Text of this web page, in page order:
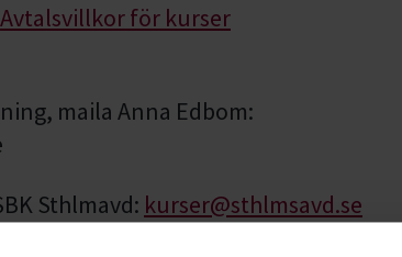
Avtalsvillkor för kurser
maila Anna Edbom:
Sthlmavd: kurser@sthlmsavd.se